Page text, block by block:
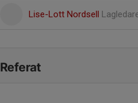
Lise-Lott Nordsell
Referat